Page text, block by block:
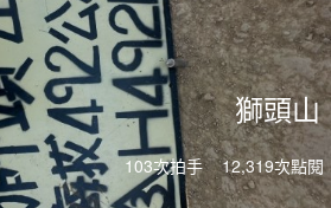
獅頭山
103次拍手 12,319次點閱